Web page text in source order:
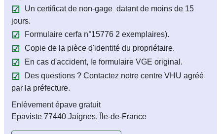
Un certificat de non-gage datant de moins de 15
jours.
Formulaire cerfa n°15776 2 exemplaires).
Copie de la pièce d'identité du propriétaire.
En cas d'accident, le formulaire VGE original.
Des questions ? Contactez notre centre VHU agréé
par la préfecture.
Enlèvement épave gratuit
Epaviste 77440 Jaignes, Île-de-France